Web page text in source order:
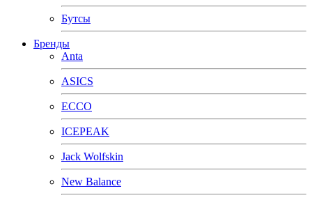
Бутсы
Бренды
Anta
ASICS
ECCO
ICEPEAK
Jack Wolfskin
New Balance